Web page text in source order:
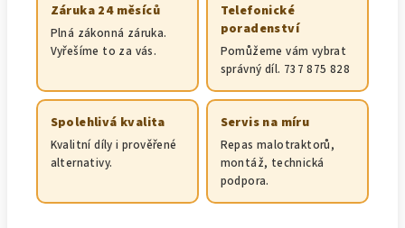
Záruka 24 měsíců
Plná zákonná záruka.
Vyřešíme to za vás.
Telefonické
poradenství
Pomůžeme vám vybrat
správný díl. 737 875 828
Spolehlivá kvalita
Kvalitní díly i prověřené
alternativy.
Servis na míru
Repas malotraktorů,
montáž, technická
podpora.